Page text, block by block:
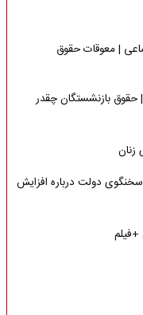
| معوقات حقوق
حقوق بازنشستگان چقدر
زنان
دولت درباره افزایش